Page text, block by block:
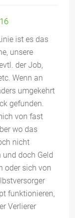
ist es das
unsere
der Job,
Wenn an
umgekehrt
gefunden.
von fast
wo das
nicht
doch Geld
oder sich von
funktionieren,
Verlierer